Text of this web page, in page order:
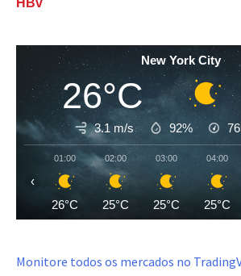
HBv
New York City
26°C
3.1 m/s 92%
01:00
26°C
02:00
25°C
03:00
25°C
04:00
25°C
‹
Monitore todos os mercados no